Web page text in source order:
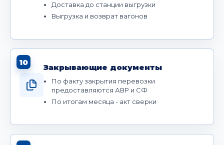
Доставка до станции выгрузки
Выгрузка и возврат вагонов
10
Закрывающие документы
По факту закрытия перевозки
предоставляются АВР и СФ
По итогам месяца - акт сверки